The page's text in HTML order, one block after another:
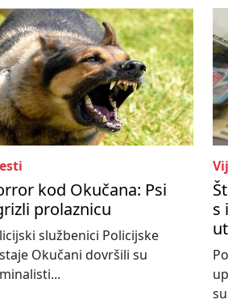
kod Okučana: Psi
prolaznicu
službenici Policijske
Okučani dovršili su
s